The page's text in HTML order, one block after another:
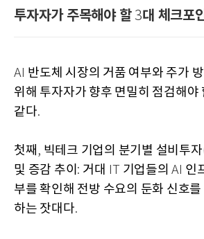
투자자가 주목해야 할 3대 체크포
AI 반도체 시장의 거품 여부와 주가
위해 투자자가 향후 면밀히 점검해야
같다.
첫째 , 빅테크 기업의 분기별 설비투자
및 증감 추이 : 거대 IT 기업들의AI 인
부를 확인해 전방 수요의 둔화 신호
하는 잣대다.